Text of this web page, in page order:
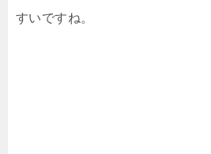
すいですね。